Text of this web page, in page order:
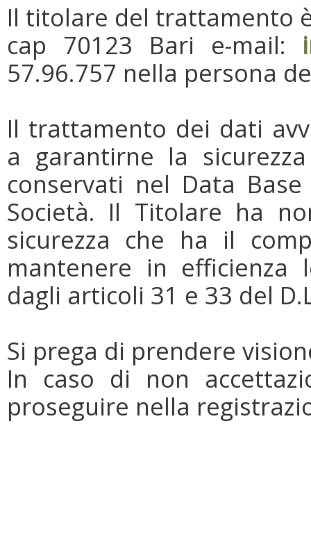
Il titolare del trattamento
cap 70123 Bari e-mail:
57.96.757 nella persona
Il trattamento dei dati
a garantirne la
conservati nel Data
Società. Il Titolare ha
sicurezza che ha il
mantenere in efficienza
dagli articoli 31 e 33 del
Si prega di prendere
In caso di non
proseguire nella